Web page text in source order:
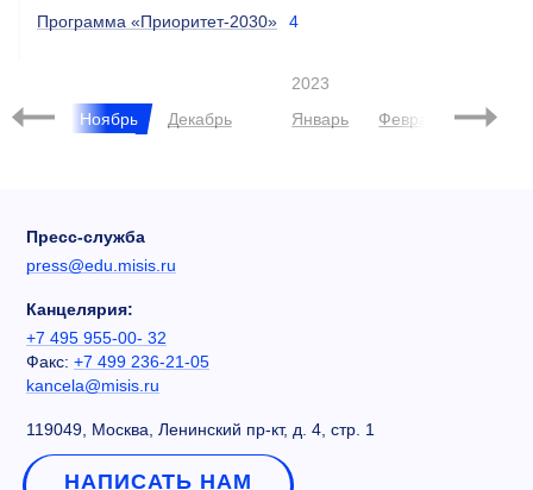
Программа «Приоритет-2030» 4
Ноябрь Декабрь
2023
Январь
Февраль Март
Пресс-служба
press@edu.misis.ru
Канцелярия:
+7 495 955-00- 32
Факс: +7 499 236-21-05
kancela@misis.ru
119049, Москва, Ленинский пр-кт, д. 4, стр. 1
НАПИСАТЬ НАМ